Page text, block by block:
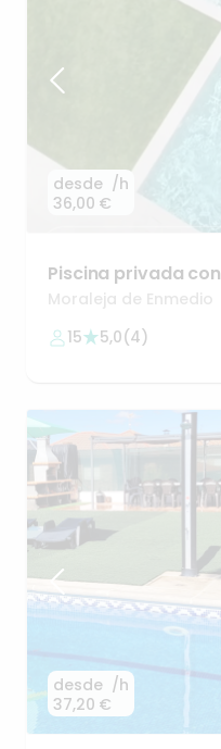
desde
36,00 €
/h
Piscina privada con
de Madrid
Moraleja de Enmedio
15
5,0(4)
desde
37,20 €
/h